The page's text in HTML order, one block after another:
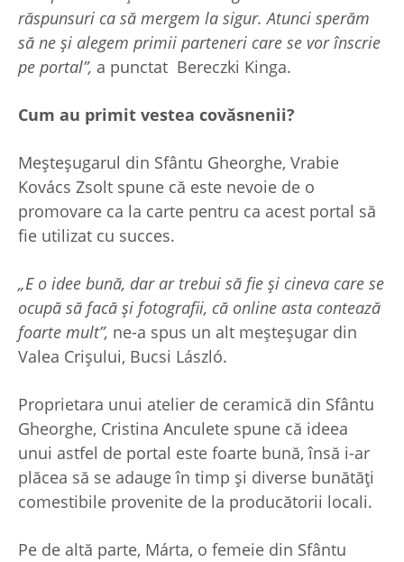
răspunsuri ca să mergem la sigur. Atunci sperăm
să ne și alegem primii parteneri care se vor înscrie
pe portal”, a punctat Bereczki Kinga.
Cum au primit vestea covăsnenii?
Meșteșugarul din Sfântu Gheorghe, Vrabie
Kovács Zsolt spune că este nevoie de o
promovare ca la carte pentru ca acest portal să
fie utilizat cu succes.
„E o idee bună, dar ar trebui să fie și cineva care se
ocupă să facă și fotografii, că online asta contează
foarte mult”, ne-a spus un alt meșteșugar din
Valea Crișului, Bucsi László.
Proprietara unui atelier de ceramică din Sfântu
Gheorghe, Cristina Anculete spune că ideea
unui astfel de portal este foarte bună, însă i-ar
plăcea să se adauge în timp și diverse bunătăți
comestibile provenite de la producătorii locali.
Pe de altă parte, Márta, o femeie din Sfântu